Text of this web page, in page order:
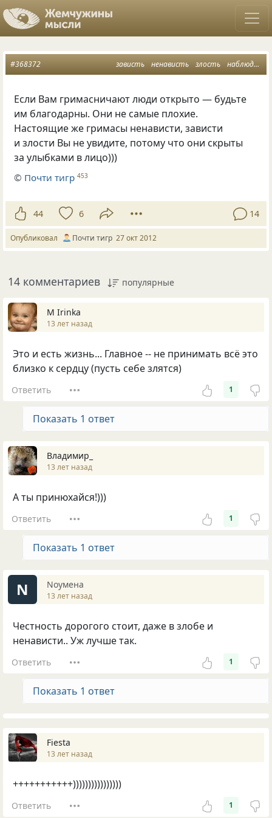
зависть ненависть злость наблюдения
#368372
Если Вам гримасничают люди открыто — будьте
им благодарны. Они не самые плохие.
Настоящие же гримасы ненависти, зависти
и злости Вы не увидите, потому что они скрыты
за улыбками в лицо)))
© Почти тигр 453
44 6 14
Опубликовал Почти тигр 27 окт 2012
14 комментариев популярные
М Irinka
13 лет назад
Это и есть жизнь... Главное -- не принимать всё это
близко к сердцу (пусть себе злятся)
Ответить 1
Показать 1 ответ
Владимир_
13 лет назад
А ты принюхайся!)))
Ответить 1
Показать 1 ответ
N Nоумена
13 лет назад
Честность дорогого стоит, даже в злобе и
ненависти.. Уж лучше так.
Ответить 1
Показать 1 ответ
Fiesta
13 лет назад
+++++++++++))))))))))))))))
Ответить 1